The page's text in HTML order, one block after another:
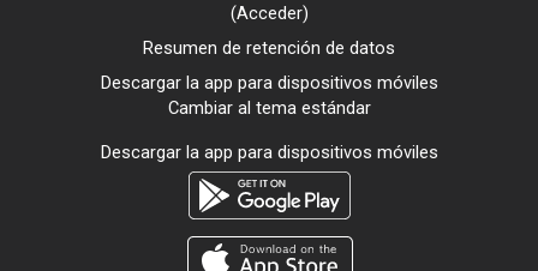
(Acceder)
Resumen de retención de datos
Descargar la app para dispositivos móviles
Cambiar al tema estándar
Descargar la app para dispositivos móviles